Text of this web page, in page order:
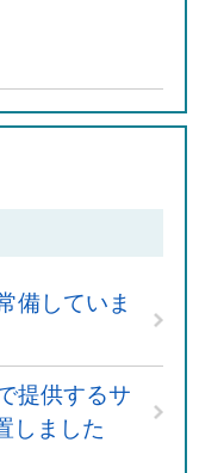
備していま
提供するサ
しました